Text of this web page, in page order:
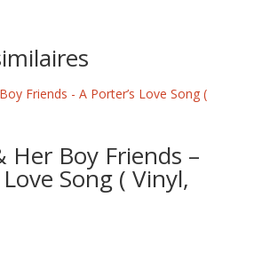
Her Boy Friends –
Song ( Vinyl,